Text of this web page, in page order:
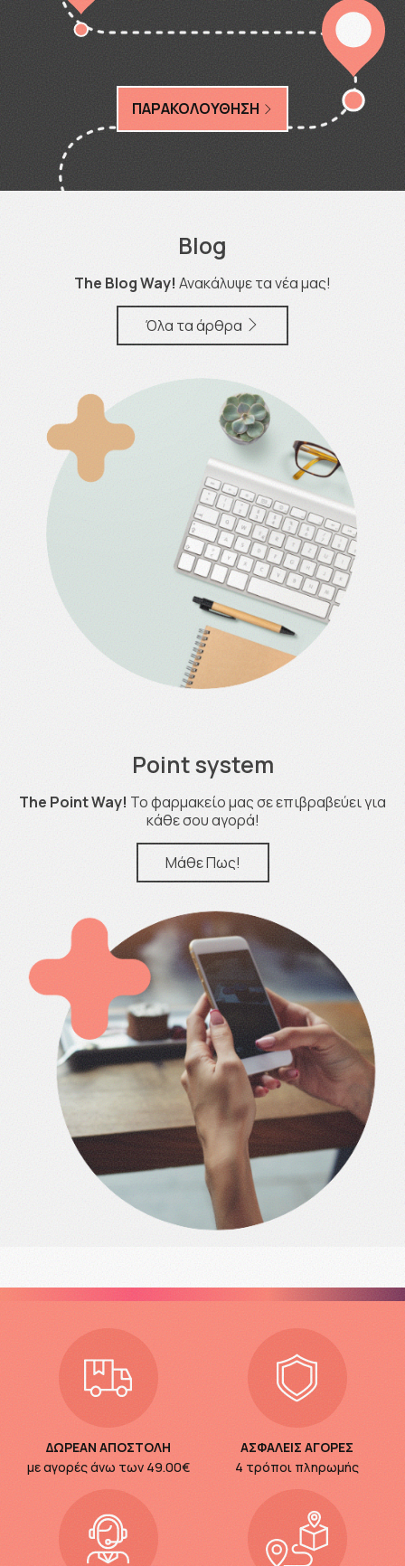
ΠΑΡΑΚΟΛΟΥΘΗΣΗ
Blog
The Blog Way! Ανακάλυψε τα νέα μας!
Όλα τα άρθρα
Point system
The Point Way! Το φαρμακείο μας σε επιβραβεύει για
κάθε σου αγορά!
Μάθε Πως!
ΔΩΡΕΑΝ ΑΠΟΣΤΟΛΗ
με αγορές άνω των 49.00€
ΑΣΦΑΛΕΙΣ ΑΓΟΡΕΣ
4 τρόποι πληρωμής